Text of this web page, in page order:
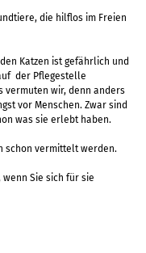
die hilflos im Freien
Katzen ist gefährlich und
der Pflegestelle
vermuten wir, denn anders
vor Menschen. Zwar sind
was sie erlebt haben.
schon vermittelt werden.
Sie sich für sie